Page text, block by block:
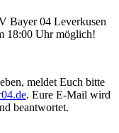
Bayer 04 Leverkusen
18:00 Uhr möglich!
meldet Euch bitte
. Eure E-Mail wird
beantwortet.